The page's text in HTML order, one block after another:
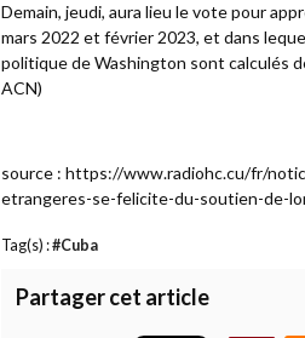
Demain, jeudi, aura lieu le vote pour
mars 2022 et février 2023, et dans
politique de Washington sont calculés
ACN)
source : https://www.radiohc.cu/fr/
etrangeres-se-felicite-du-soutien-de-
Tag(s) :#Cuba
Partager cet article